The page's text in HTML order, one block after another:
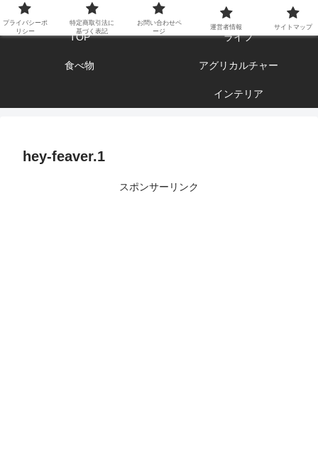
エンジョイ ブログライフ
TOP ライフ
食べ物 アグリカルチャー
インテリア
hey-feaver.1
スポンサーリンク
プライバシーポ
リシー
特定商取引法に
基づく表記
お問い合わせペ
ージ
運営者情報 サイトマップ